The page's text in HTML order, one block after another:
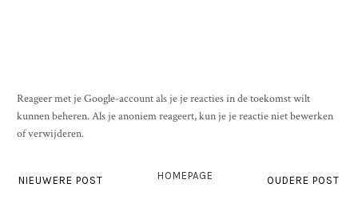
Reageer met je Google-account als je je reacties in de toekomst wilt
kunnen beheren. Als je anoniem reageert, kun je je reactie niet bewerken
of verwijderen.
NIEUWERE POST OUDERE POST
HOMEPAGE